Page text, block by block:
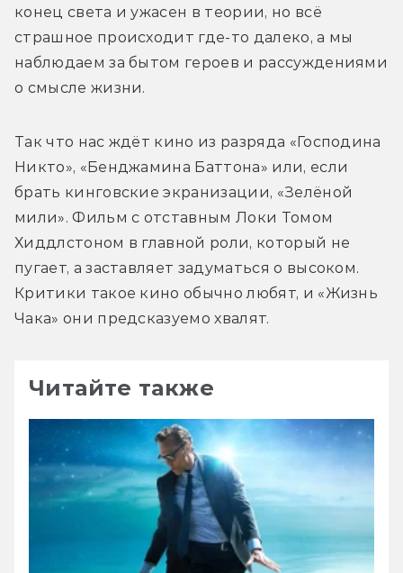
конец света и ужасен в теории, но всё
страшное происходит где-то далеко, а мы
наблюдаем за бытом героев и рассуждениями
о смысле жизни.
Так что нас ждёт кино из разряда «Господина
Никто», «Бенджамина Баттона» или, если
брать кинговские экранизации, «Зелёной
мили». Фильм с отставным Локи Томом
Хиддлстоном в главной роли, который не
пугает, а заставляет задуматься о высоком.
Критики такое кино обычно любят, и «Жизнь
Чака» они предсказуемо хвалят.
Читайте также